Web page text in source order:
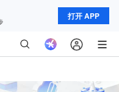
打开 APP